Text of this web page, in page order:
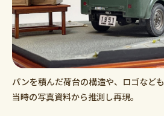
パンを積んだ荷台の構造や、ロゴなども
当時の写真資料から推測し再現。